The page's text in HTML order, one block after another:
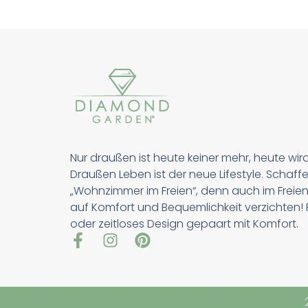
Nur draußen ist heute keiner mehr, heute
Draußen Leben ist der neue Lifestyle.
„Wohnzimmer im Freien“, denn auch im
auf Komfort und Bequemlichkeit verzichten!
oder zeitloses Design gepaart mit Komfort.